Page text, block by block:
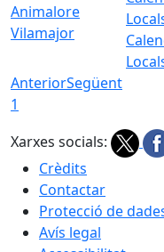
Animalore
Vilamajor
AnteriorSegüent
1
Xarxes socials:
Crèdits
Contactar
Protecció de
Avís legal